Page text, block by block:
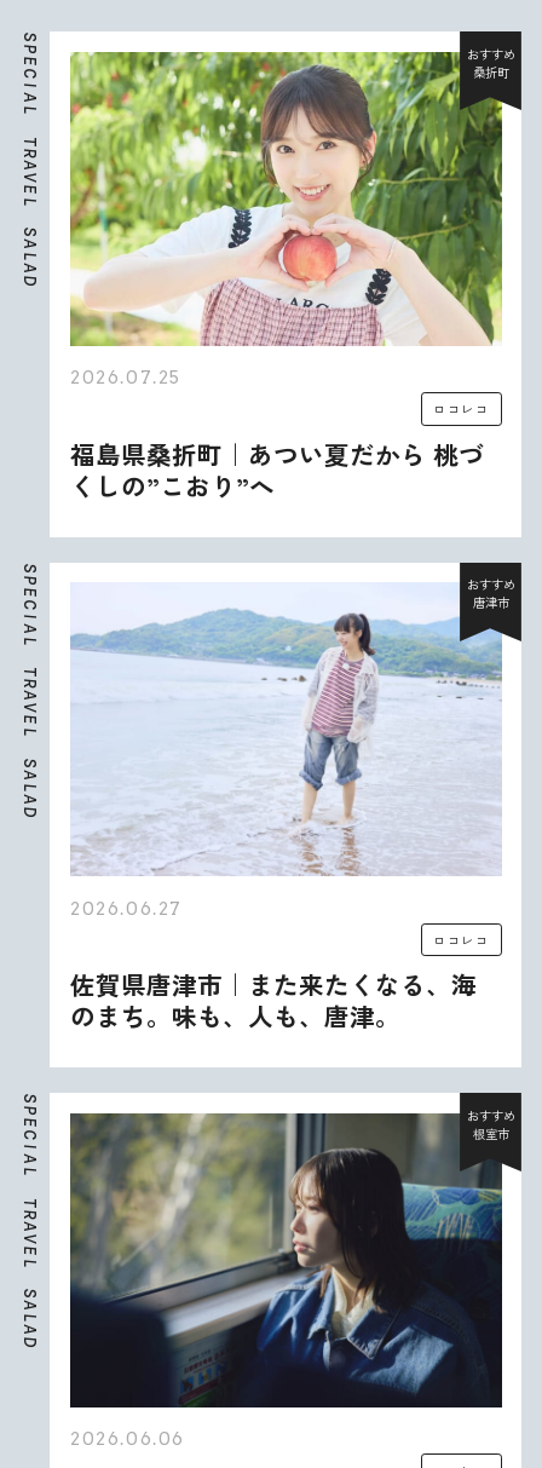
S
P
E
C
I
A
L
T
R
A
V
E
L
S
A
L
A
D
おすすめ
桑折町
2026.07.25
ロコレコ
福島県桑折町｜あつい夏だから 桃づ
くしの”こおり”へ
S
P
E
C
I
A
L
T
R
A
V
E
L
S
A
L
A
D
おすすめ
唐津市
2026.06.27
ロコレコ
佐賀県唐津市｜また来たくなる、海
のまち。味も、人も、唐津。
S
P
E
C
I
A
L
T
R
A
V
E
L
S
A
L
A
D
おすすめ
根室市
2026.06.06